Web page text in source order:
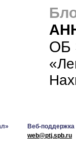
ОБ
Веб-поддержка
web@ptj.spb.ru